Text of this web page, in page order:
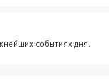
событиях дня.